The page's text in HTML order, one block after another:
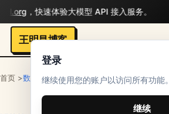
登录
继续使用您的账户以访问所有功能。
继续
，快速体验大模型 API 接入服务。
王明昌博客
首页 >数据库>Mysql